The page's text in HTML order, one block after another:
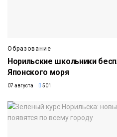
Образование
Норильские школьники
Японского моря
07 августа 501